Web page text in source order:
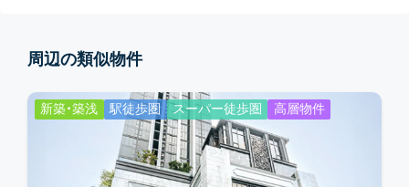
周辺の類似物件
新築・築浅 駅徒歩圏 スーパー徒歩圏 高層物件